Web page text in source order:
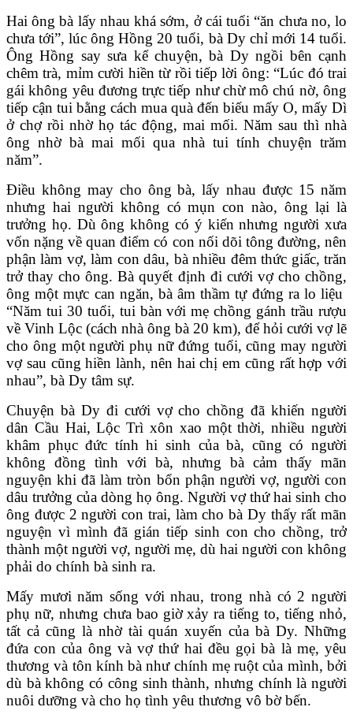
Hai ông bà lấy nhau khá sớm, ở cái tuổi “ăn chưa no, lo
chưa tới”, lúc ông Hồng 20 tuổi, bà Dy chỉ mới 14 tuổi.
Ông Hồng say sưa kể chuyện, bà Dy ngồi bên cạnh
chêm trà, mỉm cười hiền từ rồi tiếp lời ông: “Lúc đó trai
gái không yêu đương trực tiếp như chừ mô chú nờ, ông
tiếp cận tui bằng cách mua quà đến biếu mấy O, mấy Dì
ở chợ rồi nhờ họ tác động, mai mối. Năm sau thì nhà
ông nhờ bà mai mối qua nhà tui tính chuyện trăm
năm”.
Điều không may cho ông bà, lấy nhau được 15 năm
nhưng hai người không có mụn con nào, ông lại là
trưởng họ. Dù ông không có ý kiến nhưng người xưa
vốn nặng về quan điểm có con nối dõi tông đường, nên
phận làm vợ, làm con dâu, bà nhiều đêm thức giấc, trăn
trở thay cho ông. Bà quyết định đi cưới vợ cho chồng,
ông một mực can ngăn, bà âm thầm tự đứng ra lo liệu
“Năm tui 30 tuổi, tui bàn với mẹ chồng gánh trầu rượu
về Vinh Lộc (cách nhà ông bà 20 km), để hỏi cưới vợ lẽ
cho ông một người phụ nữ đứng tuổi, cũng may người
vợ sau cũng hiền lành, nên hai chị em cũng rất hợp với
nhau”, bà Dy tâm sự.
Chuyện bà Dy đi cưới vợ cho chồng đã khiến người
dân Cầu Hai, Lộc Trì xôn xao một thời, nhiều người
khâm phục đức tính hi sinh của bà, cũng có người
không đồng tình với bà, nhưng bà cảm thấy mãn
nguyện khi đã làm tròn bổn phận người vợ, người con
dâu trưởng của dòng họ ông. Người vợ thứ hai sinh cho
ông được 2 người con trai, làm cho bà Dy thấy rất mãn
nguyện vì mình đã gián tiếp sinh con cho chồng, trở
thành một người vợ, người mẹ, dù hai người con không
phải do chính bà sinh ra.
Mấy mươi năm sống với nhau, trong nhà có 2 người
phụ nữ, nhưng chưa bao giờ xảy ra tiếng to, tiếng nhỏ,
tất cả cũng là nhờ tài quán xuyến của bà Dy. Những
đứa con của ông và vợ thứ hai đều gọi bà là mẹ, yêu
thương và tôn kính bà như chính mẹ ruột của mình, bởi
dù bà không có công sinh thành, nhưng chính là người
nuôi dưỡng và cho họ tình yêu thương vô bờ bến.